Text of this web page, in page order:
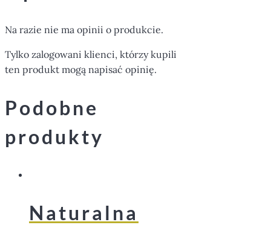
Na razie nie ma opinii o produkcie.
Tylko zalogowani klienci, którzy kupili
ten produkt mogą napisać opinię.
Podobne
produkty
Naturalna